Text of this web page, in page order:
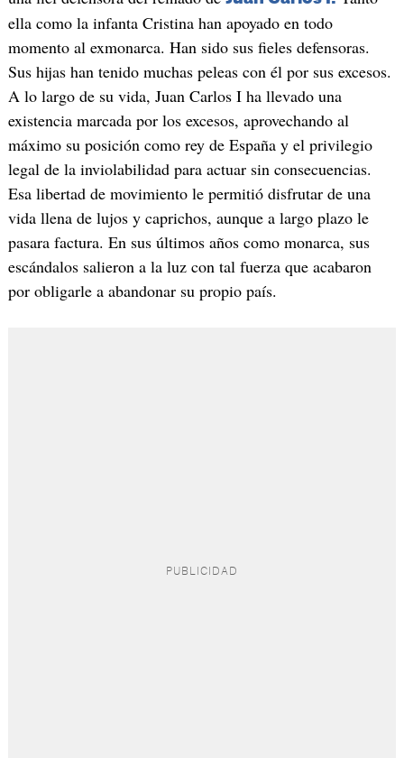
ella como la infanta Cristina han apoyado en todo
momento al exmonarca. Han sido sus fieles defensoras.
Sus hijas han tenido muchas peleas con él por sus excesos.
A lo largo de su vida, Juan Carlos I ha llevado una
existencia marcada por los excesos, aprovechando al
máximo su posición como rey de España y el privilegio
legal de la inviolabilidad para actuar sin consecuencias.
Esa libertad de movimiento le permitió disfrutar de una
vida llena de lujos y caprichos, aunque a largo plazo le
pasara factura. En sus últimos años como monarca, sus
escándalos salieron a la luz con tal fuerza que acabaron
por obligarle a abandonar su propio país.